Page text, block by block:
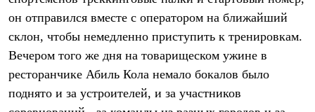
Ремни
Шевроны
Опушки
Термоковрики
Уход за одеждой
В Арктику
он отправился вместе с оператором на ближайший
склон, чтобы немедленно приступить к тренировкам.
Вечером того же дня на товарищеском ужине в
ресторанчике Абиль Кола немало бокалов было
поднято и за устроителей, и за участников